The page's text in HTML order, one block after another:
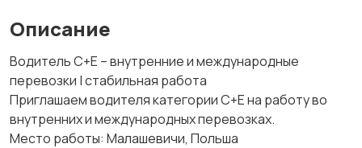
Описание
Водитель C+E – внутренние и международные
перевозки | стабильная работа
Приглашаем водителя категории C+E на работу во
внутренних и международных перевозках.
Место работы: Малашевичи, Польша